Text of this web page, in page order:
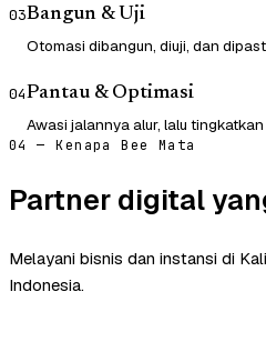
03Bangun & Uji
Otomasi dibangun, diuji, dan
04Pantau & Optimasi
Awasi jalannya alur, lalu
04 — Kenapa Bee Mata
Partner digital
Melayani bisnis dan instansi di
Indonesia.